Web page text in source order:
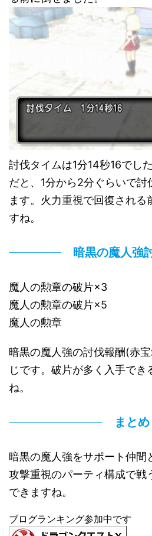
討伐タイムは1分14秒16でし
だと、1分から2分ぐらいで討
ます。火力重視で回復され
すね。
暗黒の魔人強
魔人の勲章の破片×3
魔人の勲章の破片×5
魔人の勲章
暗黒の魔人強の討伐報酬(赤
じです。破片が多く入手でき
ね。
まとめ
暗黒の魔人強をサポート仲間
攻撃重視のパーティ構成で戦
できますね。
ブログランキング参加中です